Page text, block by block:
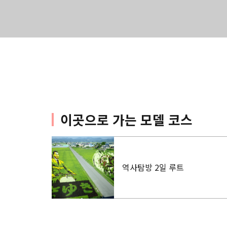
이곳으로 가는 모델 코스
역사탐방 2일 루트